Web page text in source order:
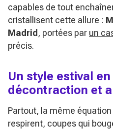
capables de tout
cristallisent cette allure :
Madrid, portées par un
précis.
Un style estival
décontraction et
Partout, la même
respirent, coupes qui